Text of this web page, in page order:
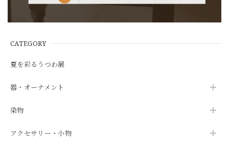
CATEGORY
夏を彩るうつわ展
器・オーナメント
染物
アクセサリー・小物